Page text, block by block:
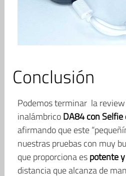
Conclusión
Podemos terminar la
inalámbricoDA84 con Selfie
afirmando que este
nuestras pruebas con muy
que proporciona espotente
distancia que alcanza de